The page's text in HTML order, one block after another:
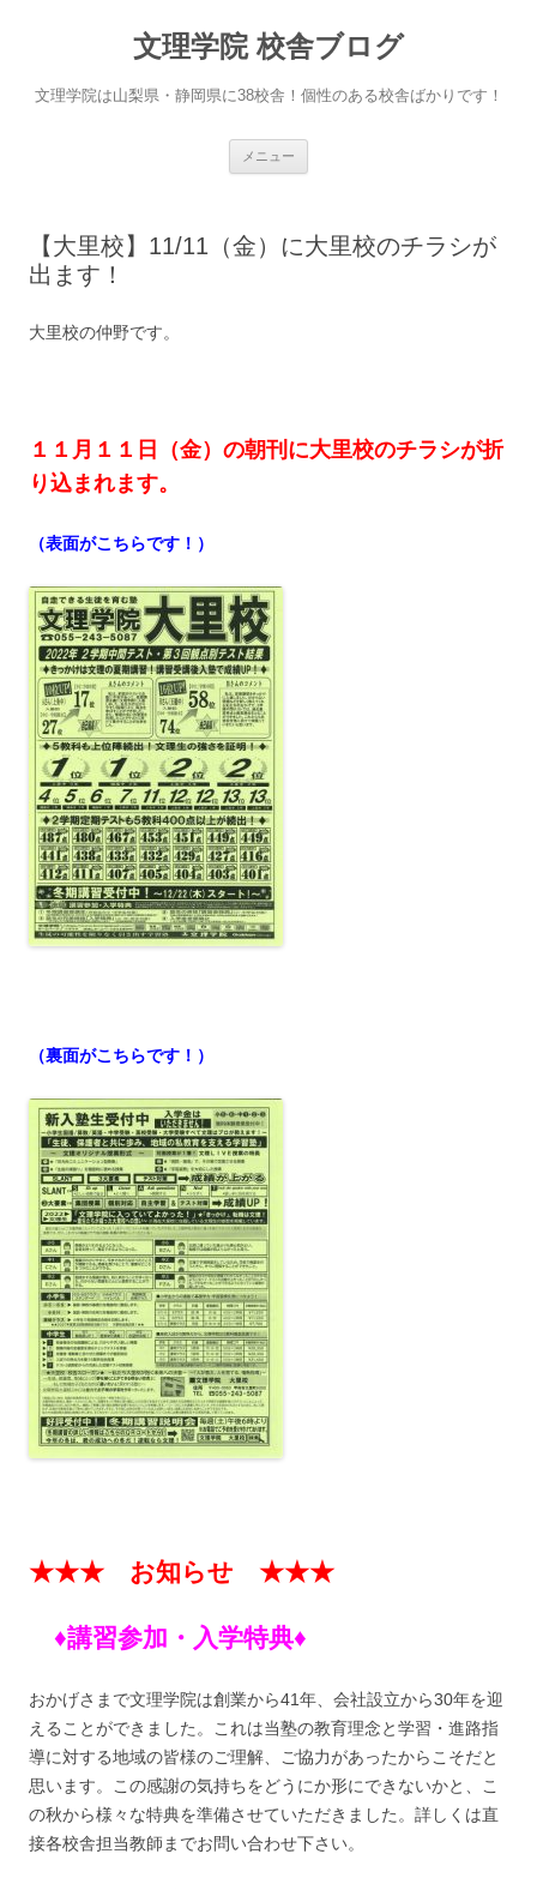
文理学院 校舎ブログ
文理学院は山梨県・静岡県に38校舎！個性のある校舎ばかりです！
メニュー
へ
ス
【大里校】11/11（金）に大里校のチラシが
出ます！
大里校の仲野です。
１１月１１日（金）の朝刊に大里校のチラシが折
り込まれます。
（表面がこちらです！）
（裏面がこちらです！）
★★★ お知らせ ★★★
♦講習参加・入学特典♦
おかげさまで文理学院は創業から41年、会社設立から30年を迎
えることができました。これは当塾の教育理念と学習・進路指
導に対する地域の皆様のご理解、ご協力があったからこそだと
思います。この感謝の気持ちをどうにか形にできないかと、こ
の秋から様々な特典を準備させていただきました。詳しくは直
接各校舎担当教師までお問い合わせ下さい。